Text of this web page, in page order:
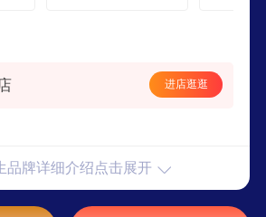
进店逛逛
品牌详细介绍点击展开